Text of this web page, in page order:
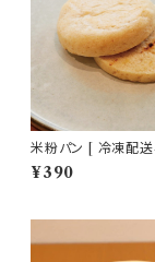
米粉パン [ 冷凍配
¥390